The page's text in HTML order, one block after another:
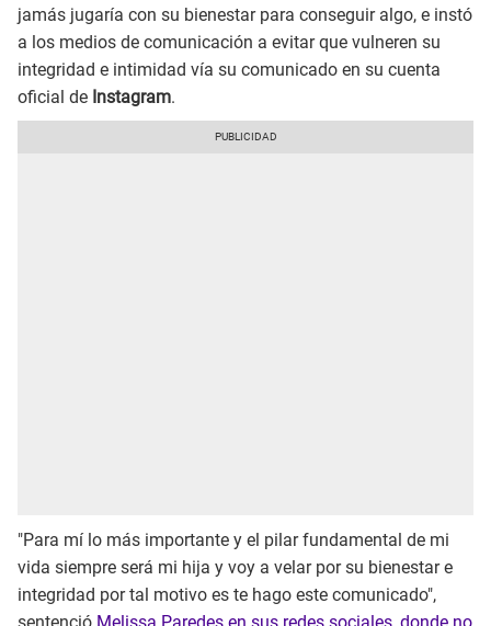
jamás jugaría con su bienestar para conseguir algo, e instó
a los medios de comunicación a evitar que vulneren su
integridad e intimidad vía su comunicado en su cuenta
oficial de Instagram.
"Para mí lo más importante y el pilar fundamental de mi
vida siempre será mi hija y voy a velar por su bienestar e
integridad por tal motivo es te hago este comunicado",